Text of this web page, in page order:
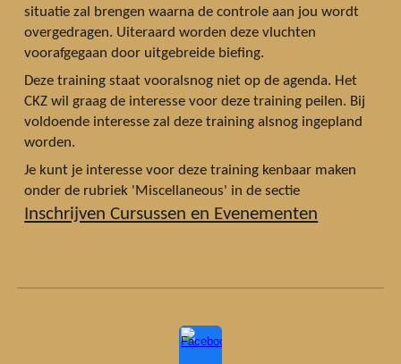
situatie zal brengen waarna de controle aan jou wordt
overgedragen. Uiteraard worden deze vluchten
voorafgegaan door uitgebreide biefing.
Deze training staat vooralsnog niet op de agenda. Het
CKZ wil graag de interesse voor deze training peilen. Bij
voldoende interesse zal deze training alsnog ingepland
worden.
Je kunt je interesse voor deze training kenbaar maken
onder de rubriek 'Miscellaneous' in de sectie
Inschrijven Cursussen en Evenementen